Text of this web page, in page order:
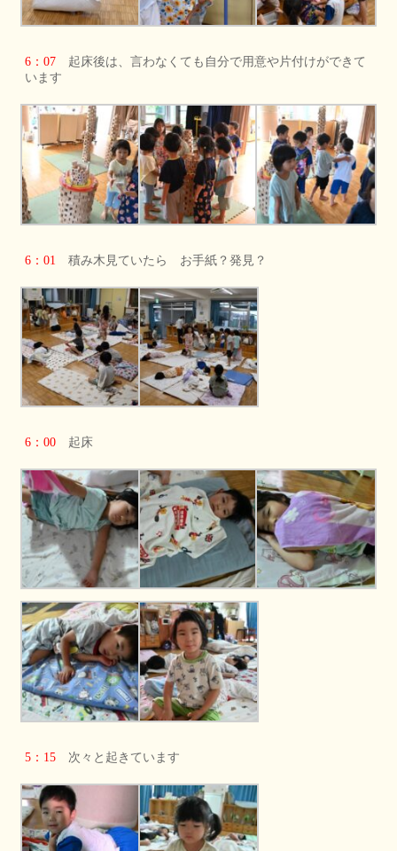
6：07 起床後は、言わなくても自分で用意や片付けができて
います
6：01 積み木見ていたら お手紙？発見？
6：00 起床
5：15 次々と起きています